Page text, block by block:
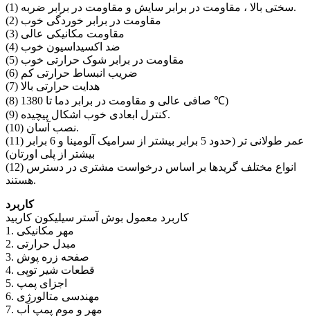
(1) سختی بالا ، مقاومت در برابر سایش و مقاومت در برابر ضربه.
(2) مقاومت در برابر خوردگی خوب
(3) مقاومت مکانیکی عالی
(4) ضد اکسیداسیون خوب
(5) مقاومت در برابر شوک حرارتی خوب
(6) ضریب انبساط حرارتی کم
(7) هدایت حرارتی بالا
(8) صافی عالی و مقاومت در برابر دما تا 1380 ℃)
(9) کنترل ابعادی خوب اشکال پیچیده.
(10) نصب آسان.
(11) عمر طولانی تر (حدود 5 برابر بیشتر از سرامیک آلومینا و 6 برابر
بیشتر از پلی اورتان)
(12) انواع مختلف گریدها بر اساس درخواست مشتری در دسترس
هستند.
کاربرد
کاربرد معمول بوش آستر سیلیکون کاربید
1. مهر مکانیکی
2. مبدل حرارتی
3. صفحه زره پوش
4. قطعات شیر ​​توپی
5. اجزای پمپ
6. مهندسی متالورژی
7. مهر و موم پمپ آب